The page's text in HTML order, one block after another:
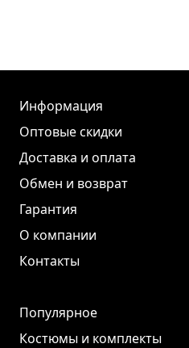
Информация
Оптовые скидки
Доставка и оплата
Обмен и возврат
Гарантия
О компании
Контакты
Популярное
Костюмы и комплекты